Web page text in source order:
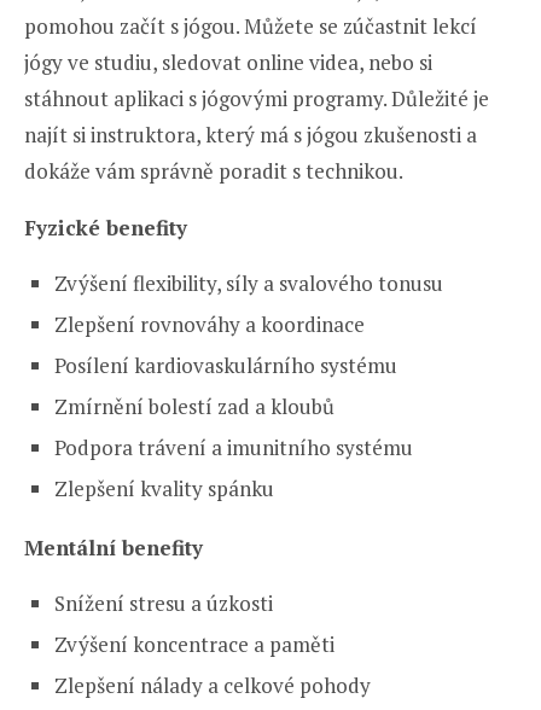
pomohou začít s jógou. Můžete se zúčastnit lekcí
jógy ve studiu, sledovat online videa, nebo si
stáhnout aplikaci s jógovými programy. Důležité je
najít si instruktora, který má s jógou zkušenosti a
dokáže vám správně poradit s technikou.
Fyzické benefity
Zvýšení flexibility, síly a svalového tonusu
Zlepšení rovnováhy a koordinace
Posílení kardiovaskulárního systému
Zmírnění bolestí zad a kloubů
Podpora trávení a imunitního systému
Zlepšení kvality spánku
Mentální benefity
Snížení stresu a úzkosti
Zvýšení koncentrace a paměti
Zlepšení nálady a celkové pohody